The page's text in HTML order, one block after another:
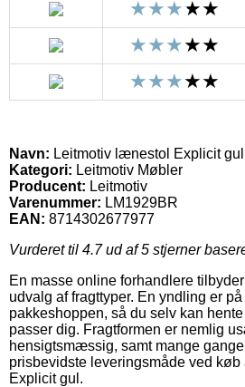
Navn: Leitmotiv lænestol Explicit gul
Kategori: Leitmotiv Møbler
Producent: Leitmotiv
Varenummer: LM1929BR
EAN: 8714302677977
Vurderet til 4.7ud af 5 stjerner
En masse online forhandlere
udvalg af fragttyper. En yndling er
pakkeshoppen, så du selv kan
passer dig. Fragtformen er nemlig
hensigtsmæssig, samt mange
prisbevidste leveringsmåde ved
Explicit gul.